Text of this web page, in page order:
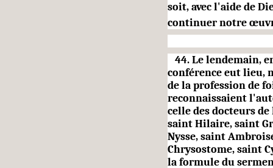
soit, avec l'aide de
continuer notre
44. Le lendemain,
conférenceeut lieu,
de la profession de
reconnaissaient
celle des docteurs
saint Hilaire, saint
Nysse, saint
Chrysostome, saint
la formule du